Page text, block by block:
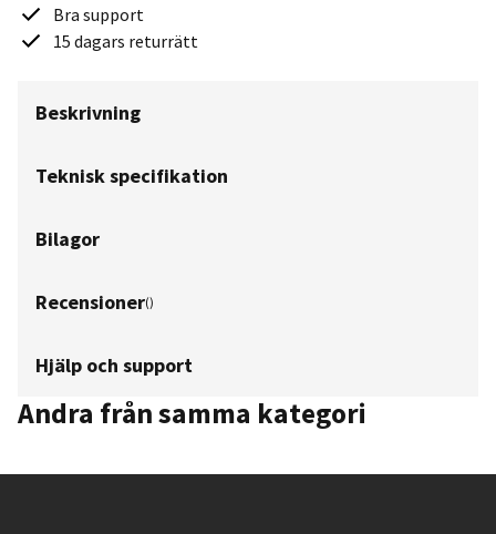
Bra support
15 dagars returrätt
Beskrivning
Teknisk specifikation
Bilagor
Recensioner()
Hjälp och support
Andra från samma kategori